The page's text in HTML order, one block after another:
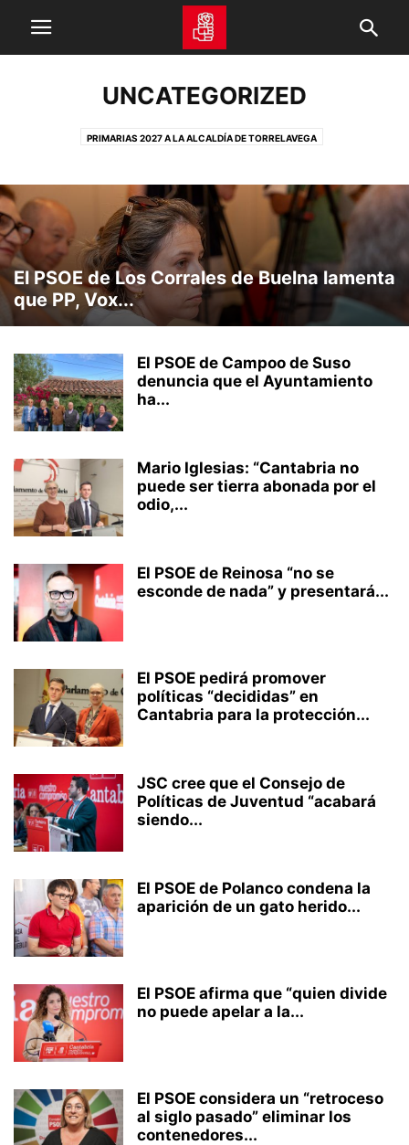
UNCATEGORIZED
PRIMARIAS 2027 A LA ALCALDÍA DE TORRELAVEGA
PRIMARIAS 2023 A LA ALCALDÍA DE TORRELAVEGA CORTES GENERALES
FUNDACIÓN MATILDE DE LA TORRE PREMIOS MATILDE DE LA TORRE
NOTAS DE PRENSA PABLO ZULOAGA 15 CONGRESO
NOTAS DE PRENSA PEDRO CASARES 15 CONGRESO
PRIMARIAS 2023 A LA PRESIDENCIA DE CANTABRIA AGRUPACIONES
ACTUALIDAD PARTICIPA AUDIOS
ENTREVISTAS Y OPINIÓN DESTACADOS VIDEO TRANSPARENCIA
El PSOE de Los Corrales de Buelna lamenta
que PP, Vox...
El PSOE de Campoo de Suso
denuncia que el Ayuntamiento
ha...
Mario Iglesias: “Cantabria no
puede ser tierra abonada por el
odio,...
El PSOE de Reinosa “no se
esconde de nada” y presentará...
El PSOE pedirá promover
políticas “decididas” en
Cantabria para la protección...
JSC cree que el Consejo de
Políticas de Juventud “acabará
siendo...
El PSOE de Polanco condena la
aparición de un gato herido...
El PSOE afirma que “quien divide
no puede apelar a la...
El PSOE considera un “retroceso
al siglo pasado” eliminar los
contenedores...